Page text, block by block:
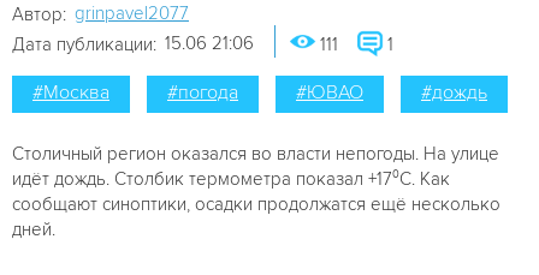
Автор: grinpavel2077
Дата публикации: 15.06 21:06 111 1
#Москва #погода #ЮВАО #дождь
Столичный регион оказался во власти непогоды. На улице
идёт дождь. Столбик термометра показал +17⁰С. Как
сообщают синоптики, осадки продолжатся ещё несколько
дней.